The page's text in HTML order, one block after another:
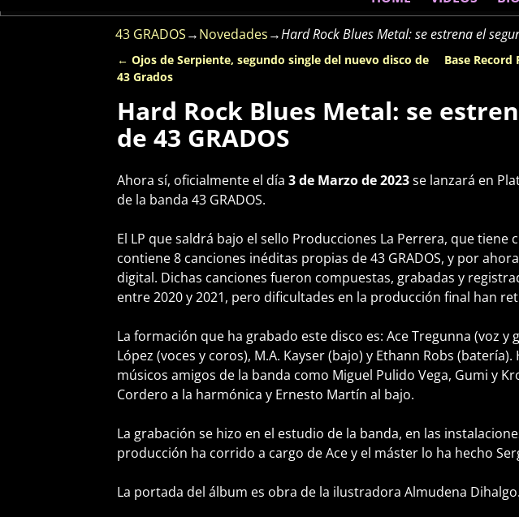
43 GRADOS→Novedades→Hard Rock Blues Metal: se estrena el
Navegación de entradas
← Ojos de Serpiente, segundo single del nuevo disco de
43 Grados
Base
Hard Rock Blues Metal: se
de 43 GRADOS
Ahora sí, oficialmente el día 3 de Marzo de 2023se lanzará en
de la banda 43 GRADOS.
El LP que saldrá bajo el sello Producciones La Perrera, que tiene
contiene 8 canciones inéditas propias de 43 GRADOS, y por
digital. Dichas canciones fueron compuestas, grabadas y
entre 2020 y 2021, pero dificultades en la producción final han
La formación que ha grabado este disco es: Ace Tregunna (voz y
López (voces y coros), M.A. Kayser (bajo) y Ethann Robs
músicos amigos de la banda como Miguel Pulido Vega, Gumi y
Cordero a la harmónica y Ernesto Martín al bajo.
La grabación se hizo en el estudio de la banda, en las
producción ha corrido a cargo de Ace y el máster lo ha hecho
La portada del álbum es obra de la ilustradora Almudena Dihalgo.